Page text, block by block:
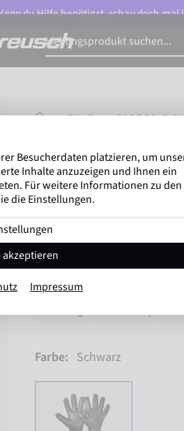
du Hilfe benötigst, schau doch mal
STARTSEITE
SALE FASTGRIP
Gregor Kobel (Borussia
ersten nationalen Ligen
Fastgrip Duo
Artikel-Nr. 5570000
Farbe: Schwarz
Besucherdaten platzieren, um
Inhalte anzuzeigen und Ihnen ein
Für weitere Informationen zu den
die Einstellungen.
akzeptieren
Impressum